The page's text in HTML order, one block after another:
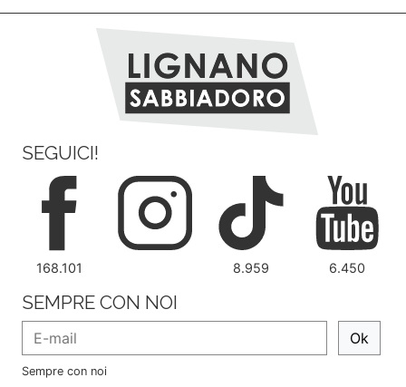
SEGUICI!
168.101 8.959 6.450
SEMPRE CON NOI
Ok
Sempre con noi